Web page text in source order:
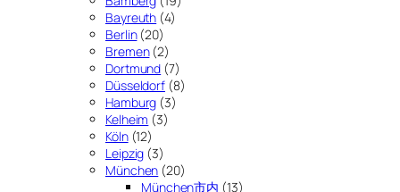
Bayreuth (4)
Berlin(20)
Bremen(2)
Dortmund (7)
Düsseldorf (8)
Hamburg (3)
Kelheim (3)
Köln(12)
Leipzig (3)
München (20)
München市内 (13)